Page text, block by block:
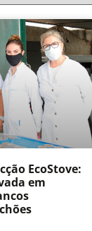
EcoStove:
em